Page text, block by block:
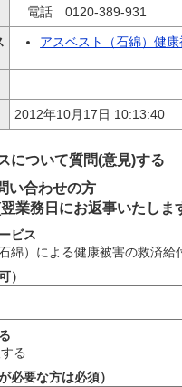
電話 0120-389-931
アスベスト（石綿）健
2012年10月17日 10:13:40
について質問(意見)する
い合わせの方
業務日にお返事いたしま
ビス
綿）による健康被害の救済給
）
る
必要な方は必須）